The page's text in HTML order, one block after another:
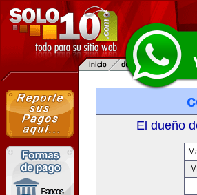
El dueño